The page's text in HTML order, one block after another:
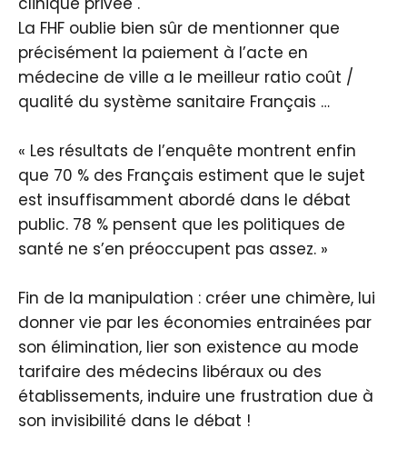
La FHF oublie bien sûr de mentionner que
précisément la paiement à l’acte en
médecine de ville a le meilleur ratio coût /
qualité du système sanitaire Français …
« Les résultats de l’enquête montrent enfin
que 70 % des Français estiment que le sujet
est insuffisamment abordé dans le débat
public. 78 % pensent que les politiques de
santé ne s’en préoccupent pas assez. »
Fin de la manipulation : créer une chimère, lui
donner vie par les économies entrainées par
son élimination, lier son existence au mode
tarifaire des médecins libéraux ou des
établissements, induire une frustration due à
son invisibilité dans le débat !